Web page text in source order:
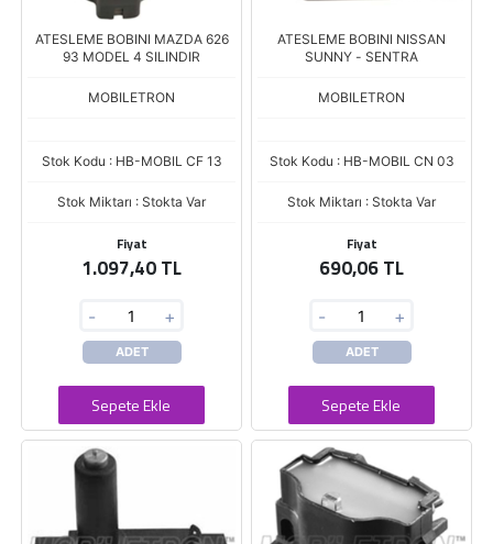
ATESLEME BOBINI MAZDA 626
93 MODEL 4 SILINDIR
MOBILETRON
Stok Kodu : HB-MOBIL CF 13
Stok Miktarı : Stokta Var
Fiyat
1.097,40 TL
- +
ADET
Sepete Ekle
ATESLEME BOBINI NISSAN
SUNNY - SENTRA
MOBILETRON
Stok Kodu : HB-MOBIL CN 03
Stok Miktarı : Stokta Var
Fiyat
690,06 TL
- +
ADET
Sepete Ekle